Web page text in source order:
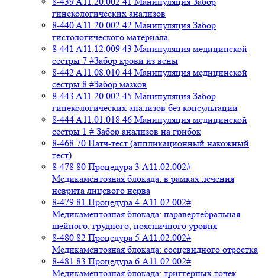
гинекологических анализов
8-440 A11.20.002 42 Манипуляция Забор
гистологического материала
8-441 A11.12.009 43 Манипуляция медицинской
сестры 7 #Забор крови из вены
8-442 A11.08.010 44 Манипуляция медицинской
сестры 8 #Забор мазков
8-443 A11.20.002 45 Манипуляция Забор
гинекологических анализов без консультации
8-444 A11.01.018 46 Манипуляция медицинской
сестры 1 # Забор анализов на грибок
8-468 70 Патч-тест (аппликационный накожный
тест)
8-478 80 Процедура 3 A11.02.002#
Медикаментозная блокада: в рамках лечения
неврита лицевого нерва
8-479 81 Процедура 4 A11.02.002#
Медикаментозная блокада: паравертебральная
шейного, грудного, поясничного уровня
8-480 82 Процедура 5 A11.02.002#
Медикаментозная блокада: сосцевидного отростка
8-481 83 Процедура 6 A11.02.002#
Медикаментозная блокада: триггерных точек